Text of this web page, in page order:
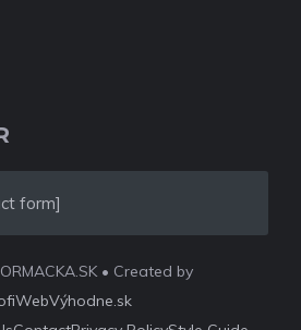
form]
• Created by